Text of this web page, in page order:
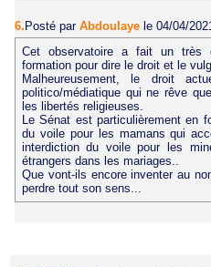
6. Posté par Abdoulaye le 04/04/
Cet observatoire a fait un très
formation pour dire le droit et le
Malheureusement, le droit
politico/médiatique qui ne rêve
les libertés religieuses.
Le Sénat est particulièrement en
du voile pour les mamans qui
interdiction du voile pour les
étrangers dans les mariages..
Que vont-ils encore inventer au
perdre tout son sens...